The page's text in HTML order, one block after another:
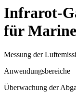
Infrarot-
für
Messung der
Anwendungsbereiche
Überwachung der